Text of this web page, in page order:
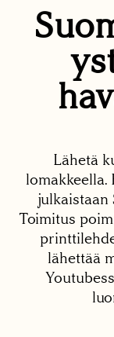
Lähetä
julkaistaan
Toimitus
lähettää